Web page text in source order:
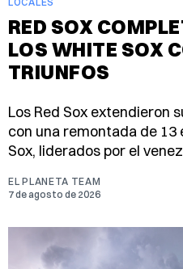
RED SOX
LOS WHITE SOX
TRIUNFOS
Los Red Sox extendieron
con una remontada de
Sox, liderados por el
EL PLANETA TEAM
7 de agosto de 2026